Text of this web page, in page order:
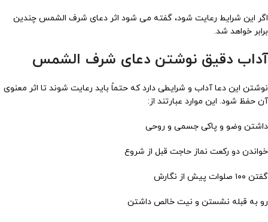
اگر این شرایط رعایت شود، گفته می شود اثر دعای شرف الشمس چندین
برابر خواهد شد.
آداب دقیق نوشتن دعای شرف الشمس
نوشتن این دعا آداب و شرایطی دارد که حتماً باید رعایت شوند تا اثر معنوی
آن حفظ شود. این موارد عبارتند از:
داشتن وضو و پاکی جسمی و روحی
خواندن دو رکعت نماز حاجت قبل از شروع
گفتن ۱۰۰ صلوات پیش از نگارش
رو به قبله نشستن و نیت خالص داشتن